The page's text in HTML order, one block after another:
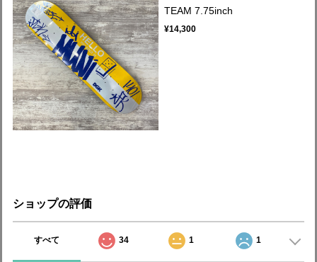
TEAM 7.75inch
¥14,300
ショップの評価
すべて 34 1 1